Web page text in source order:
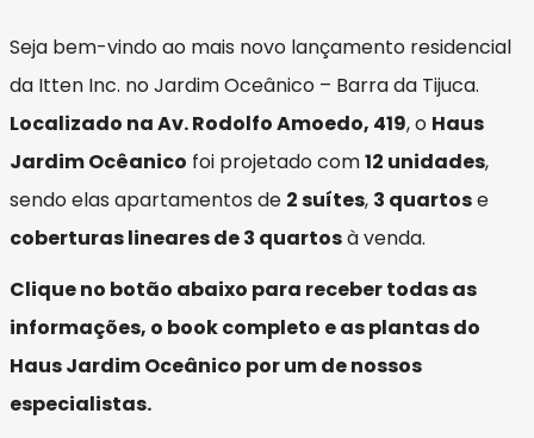
Seja bem-vindo ao mais novo lançamento residencial
da Itten Inc. no Jardim Oceânico – Barra da Tijuca.
Localizado na Av. Rodolfo Amoedo, 419, o Haus
Jardim Ocêanico foi projetado com12 unidades,
sendo elas apartamentos de 2 suítes, 3 quartose
coberturas lineares de 3 quartosà venda.
Clique no botão abaixo para receber todas as
informações, o book completo e as plantas do
Haus Jardim Oceânico por um de nossos
especialistas.